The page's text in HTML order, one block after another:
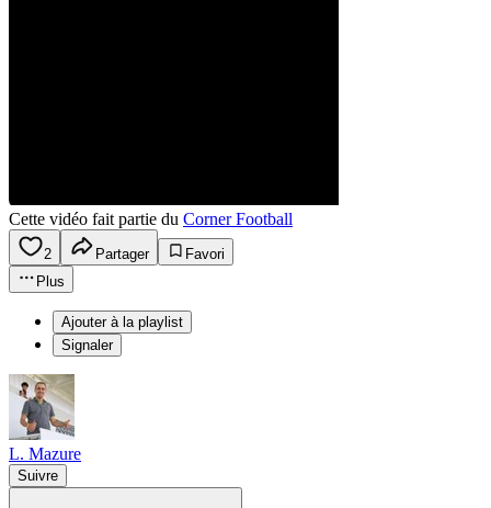
Cette vidéo fait partie du Corner Football
2 Partager
Favori
Plus
Ajouter à la playlist
Signaler
L. Mazure
Suivre